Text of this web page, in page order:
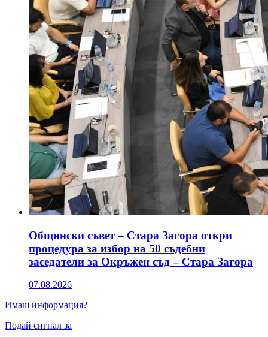
Общински съвет – Стара Загора откри
процедура за избор на 50 съдебни
заседатели за Окръжен съд – Стара Загора
07.08.2026
Имаш информация?
Подай сигнал за